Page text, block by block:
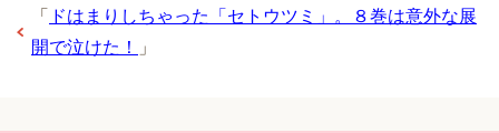
「
ドはまりしちゃった「セトウツミ」。８巻は意外な展
開で泣けた！
」